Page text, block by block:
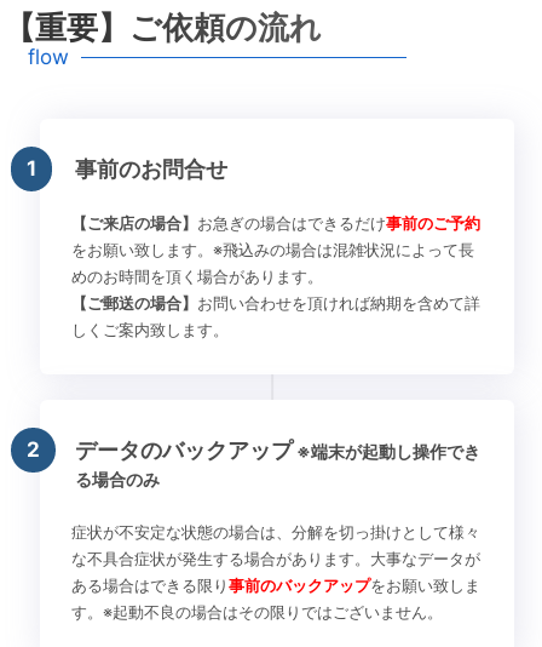
【重要】ご依頼の流れ
flow
1 事前のお問合せ
【ご来店の場合】 お急ぎの場合はできるだけ事前のご予約
をお願い致します。※飛込みの場合は混雑状況によって長
めのお時間を頂く場合があります。
【ご郵送の場合】 お問い合わせを頂ければ納期を含めて詳
しくご案内致します。
2 データのバックアップ ※端末が起動し操作でき
る場合のみ
症状が不安定な状態の場合は、分解を切っ掛けとして様々
な不具合症状が発生する場合があります。大事なデータが
ある場合はできる限り事前のバックアップをお願い致しま
す。※起動不良の場合はその限りではございません。